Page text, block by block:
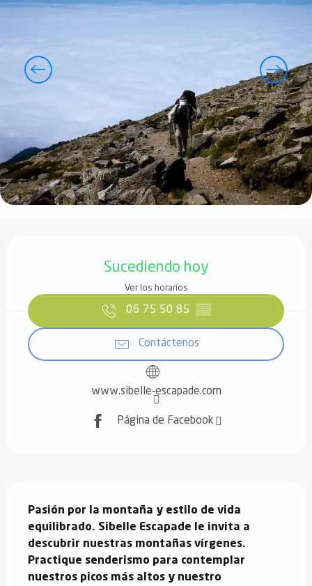
Sucediendo hoy
Ver los horarios
06 75 50 85 ▒▒
Contáctenos
www.sibelle-escapade.com
Página de Facebook
Pasión por la montaña y estilo de vida
equilibrado. Sibelle Escapade le invita a
descubrir nuestras montañas vírgenes.
Practique senderismo para contemplar
nuestros picos más altos y nuestro